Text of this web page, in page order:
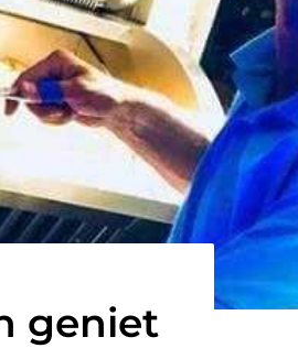
geniet